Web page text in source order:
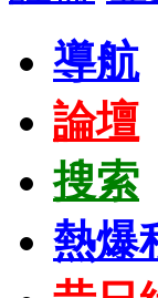
導航
論壇
搜索
熱爆